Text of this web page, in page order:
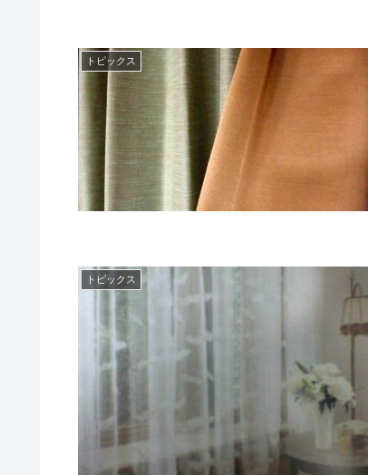
トピックス
トピックス